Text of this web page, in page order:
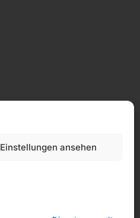
Einstellungen ansehen